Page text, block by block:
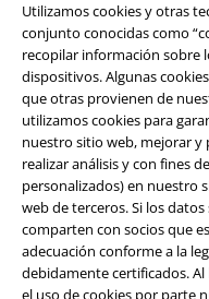
Utilizamos cookies y otras
conjunto conocidas como
recopilar información sobre
dispositivos. Algunas
que otras provienen de
utilizamos cookies para
nuestro sitio web, mejorar y
realizar análisis y con fines
personalizados) en nuestro
web de terceros. Si los datos
comparten con socios que
adecuación conforme a la
debidamente certificados. Al
el uso de cookies por parte
Legal
Términos y Condiciones
Aviso Legal
Ley protección de datos
Eliminación de residuos y
Declaración de Conformidad